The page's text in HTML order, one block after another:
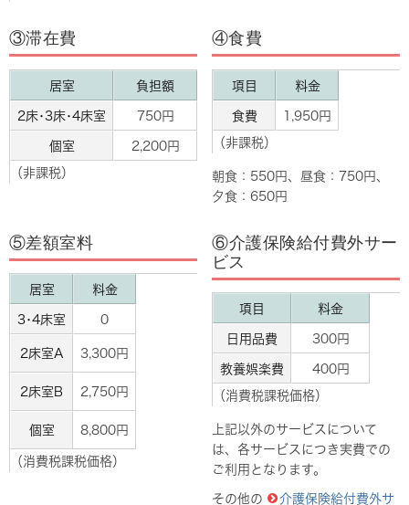
③滞在費
（非課税）
居室
負担額
2床･3床･4床室
750円
個室
2,200円
④食費
（非課税）
項目
料金
食費
1,950円
朝食：550円、昼食：750円、
夕食：650円
⑤差額室料
（消費税課税価格）
居室
料金
3･4床室
0
2床室A 3,300円
2床室B 2,750円
個室 8,800円
⑥介護保険給付費外サー
ビス
（消費税課税価格）
項目
料金
日用品費
300円
教養娯楽費
400円
上記以外のサービスについて
は、各サービスにつき実費での
ご利用となります。
その他の
介護保険給付費外サ